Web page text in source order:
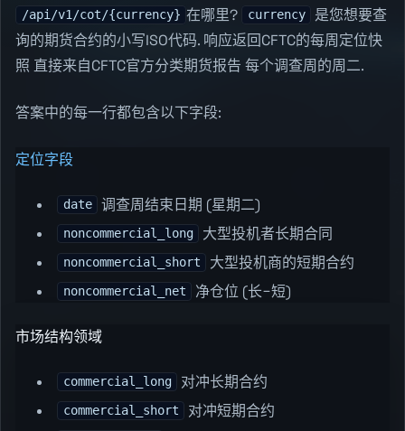
/api/v1/cot/{currency} 在哪里? currency
是您想要查
询的期货合约的小写ISO代码. 响应返回CFTC的每周定位快
照 直接来自CFTC官方分类期货报告 每个调查周的周二.
答案中的每一行都包含以下字段:
定位字段
date 调查周结束日期 (星期二)
noncommercial_long 大型投机者长期合同
noncommercial_short 大型投机商的短期合约
noncommercial_net 净仓位 (长−短)
市场结构领域
commercial_long 对冲长期合约
commercial_short 对冲短期合约